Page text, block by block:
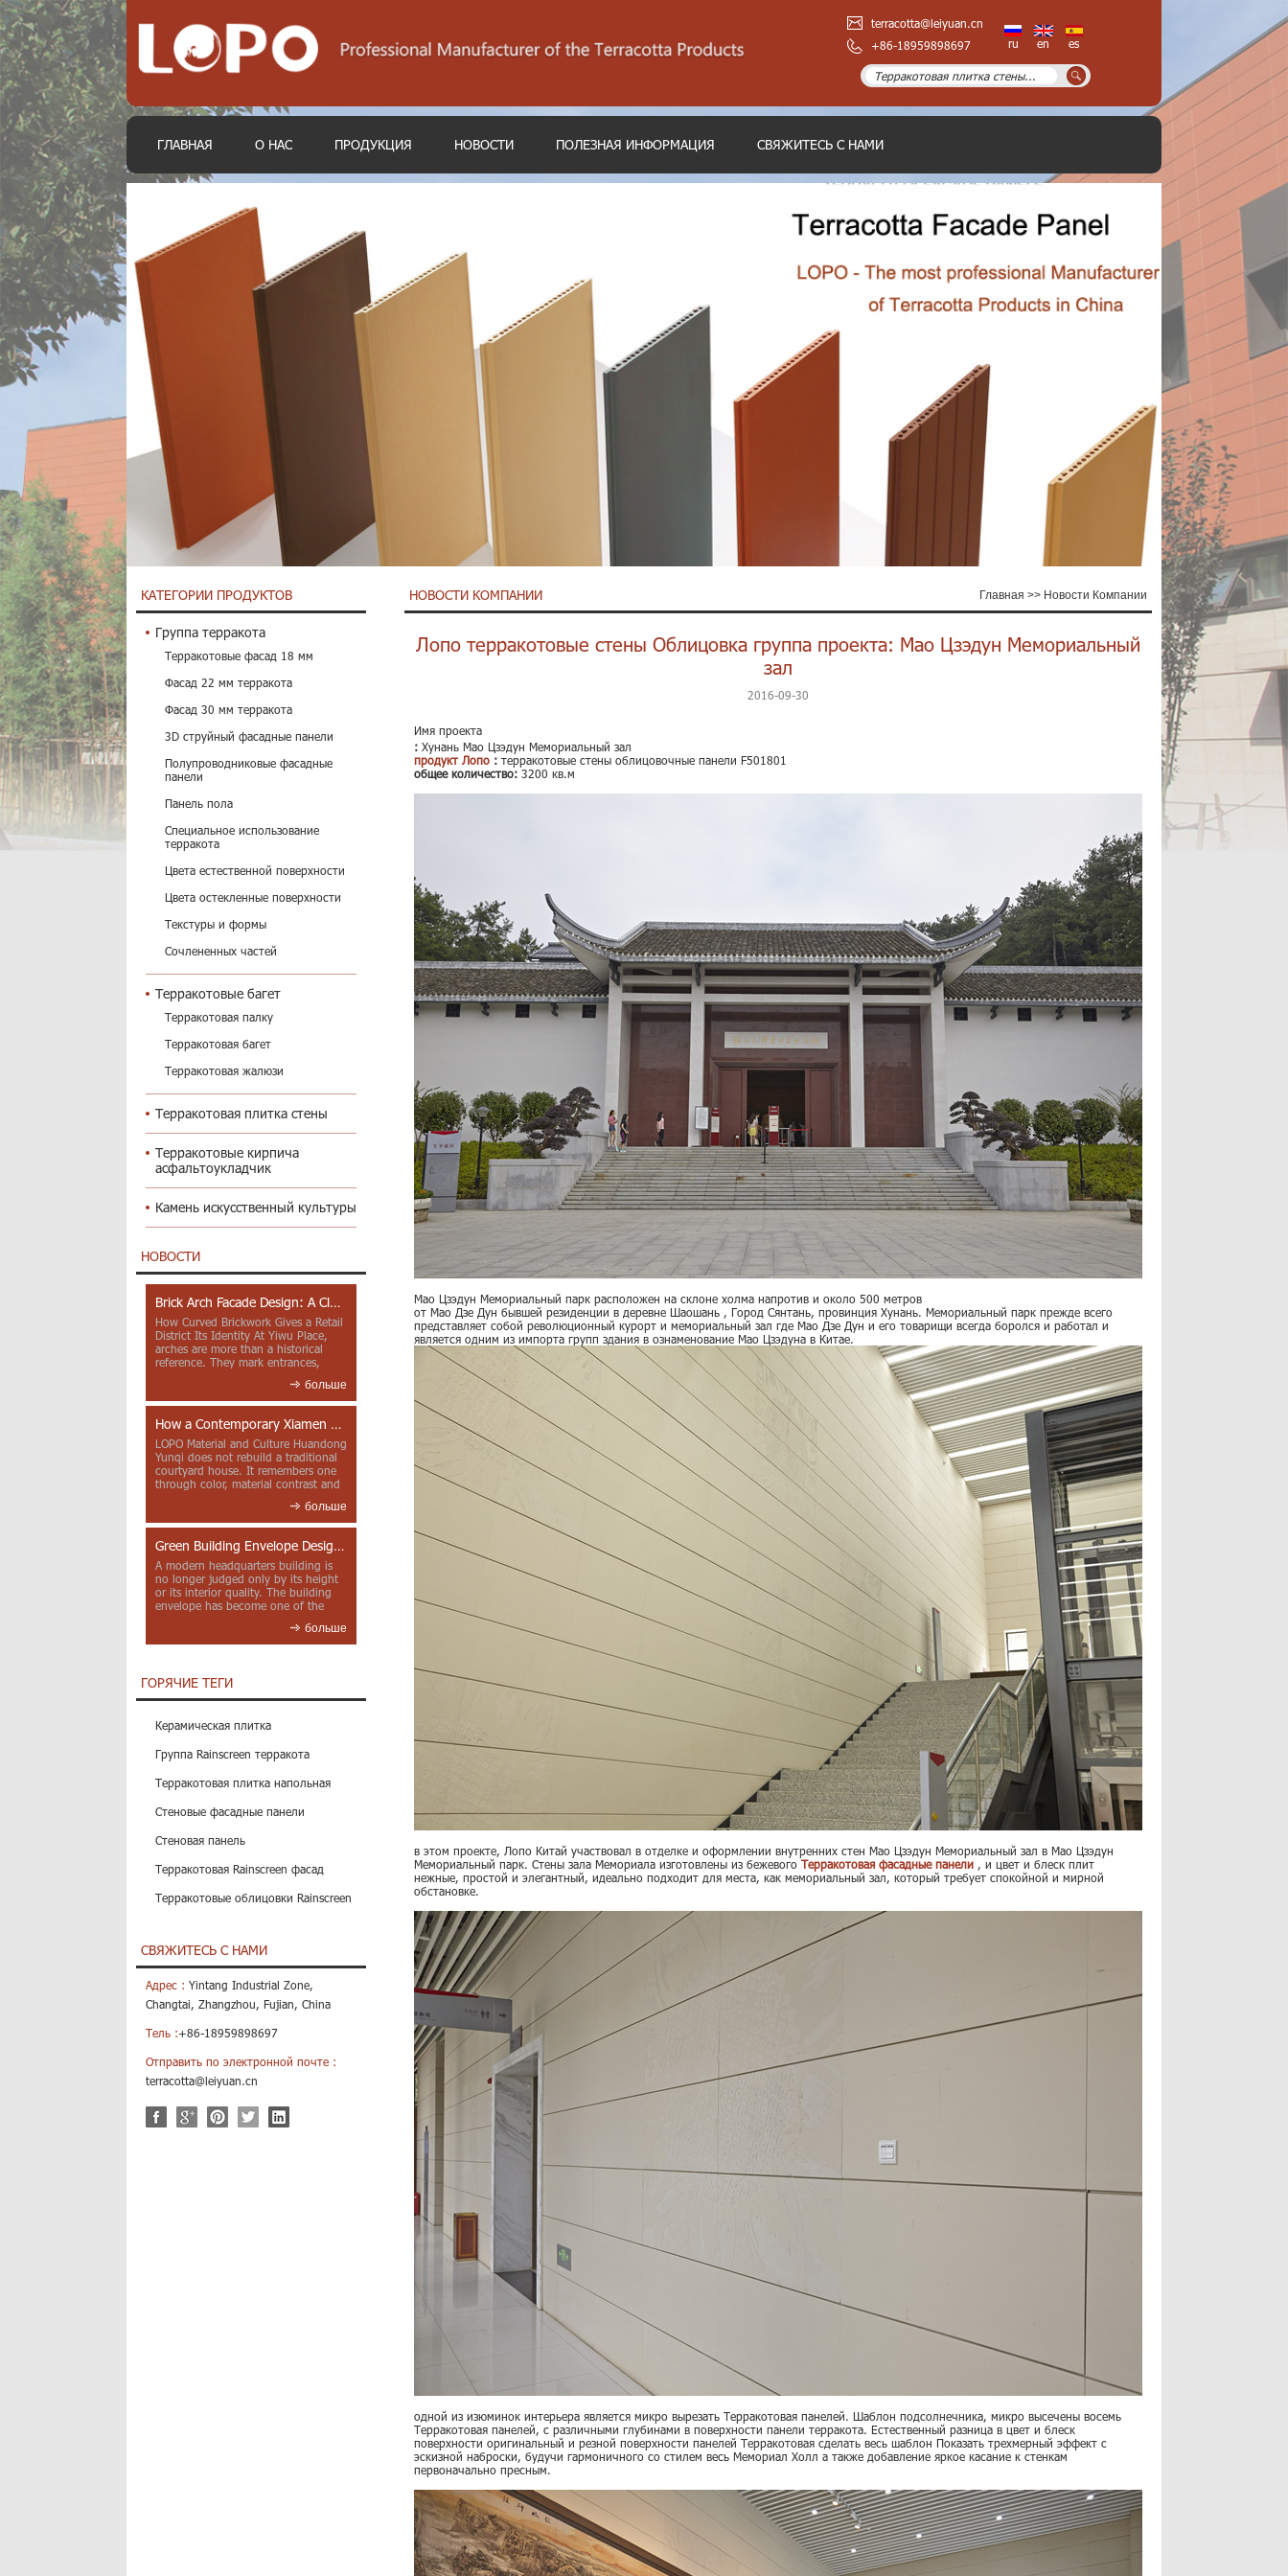
terracotta@leiyuan.cn
+86-18959898697
ru en es
ГЛАВНАЯ О НАС ПРОДУКЦИЯ НОВОСТИ ПОЛЕЗНАЯ ИНФОРМАЦИЯ СВЯЖИТЕСЬ С НАМИ
КАТЕГОРИИ ПРОДУКТОВ
Группа терракота
Терракотовые фасад 18 мм
Фасад 22 мм терракота
Фасад 30 мм терракота
3D струйный фасадные панели
Полупроводниковые фасадные
панели
Панель пола
Специальное использование
терракота
Цвета естественной поверхности
Цвета остекленные поверхности
Текстуры и формы
Сочлененных частей
Терракотовые багет
Терракотовая палку
Терракотовая багет
Терракотовая жалюзи
Терракотовая плитка стены
Терракотовые кирпича
асфальтоукладчик
Камень искусственный культуры
НОВОСТИ
Brick Arch Facade Design: A Closer Look at Yiwu Place
How Curved Brickwork Gives a Retail
District Its Identity At Yiwu Place,
arches are more than a historical
reference. They mark entrances,
больше
How a Contemporary Xiamen Project Reframes Minnan Red Brick
LOPO Material and Culture Huandong
Yunqi does not rebuild a traditional
courtyard house. It remembers one
through color, material contrast and
больше
Green Building Envelope Design: Clay Sunscreen Fins for Modern Headquarters Architecture
A modern headquarters building is
no longer judged only by its height
or its interior quality. The building
envelope has become one of the
больше
ГОРЯЧИЕ ТЕГИ
Керамическая плитка
Группа Rainscreen терракота
Терракотовая плитка напольная
Стеновые фасадные панели
Стеновая панель
Терракотовая Rainscreen фасад
Терракотовые облицовки Rainscreen
СВЯЖИТЕСЬ С НАМИ
Адрес : Yintang Industrial Zone,
Changtai, Zhangzhou, Fujian, China
Тель :+86-18959898697
Отправить по электронной почте :
terracotta@leiyuan.cn
НОВОСТИ КОМПАНИИ Главная >> Новости Компании
Лопо терракотовые стены Облицовка группа проекта: Мао Цзэдун Мемориальный
зал
2016-09-30
Имя проекта
: Хунань Мао Цзэдун Мемориальный зал
продукт Лопо : терракотовые стены облицовочные панели F501801
общее количество: 3200 кв.м
Мао Цзэдун Мемориальный парк расположен на склоне холма напротив и около 500 метров
от Мао Дзе Дун бывшей резиденции в деревне Шаошань , Город Сянтань, провинция Хунань. Мемориальный парк прежде всего
представляет собой революционный курорт и мемориальный зал где Мао Дзе Дун и его товарищи всегда боролся и работал и
является одним из импорта групп здания в ознаменование Мао Цзэдуна в Китае.
в этом проекте, Лопо Китай участвовал в отделке и оформлении внутренних стен Мао Цзэдун Мемориальный зал в Мао Цзэдун
Мемориальный парк. Стены зала Мемориала изготовлены из бежевого Терракотовая фасадные панели
, и цвет и блеск плит
нежные, простой и элегантный, идеально подходит для места, как мемориальный зал, который требует спокойной и мирной
обстановке.
одной из изюминок интерьера является микро вырезать Терракотовая панелей. Шаблон подсолнечника, микро высечены восемь
Терракотовая панелей, с различными глубинами в поверхности панели терракота. Естественный разница в цвет и блеск
поверхности оригинальный и резной поверхности панелей Терракотовая сделать весь шаблон Показать трехмерный эффект с
эскизной наброски, будучи гармоничного со стилем весь Мемориал Холл а также добавление яркое касание к стенкам
первоначально пресным.